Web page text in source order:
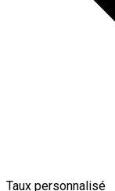
Taux personnalisé